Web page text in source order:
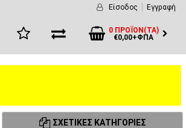
Είσοδος Εγγραφή
0 ΠΡΟΪΌΝ(ΤΑ)
€0,00+ΦΠΑ
ΣΧΕΤΙΚΈΣ ΚΑΤΗΓΟΡΊΕΣ